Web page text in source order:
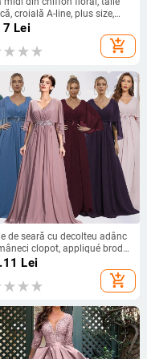
croială A-line, plus size,
drapată
Lei
add_shopping_cart
de seară cu decolteu adânc
clopot, appliqué brodat
croială lungă A-line
Lei
add_shopping_cart